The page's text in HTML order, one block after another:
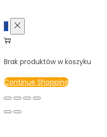
0
Brak produktów w koszyku
Continue Shopping